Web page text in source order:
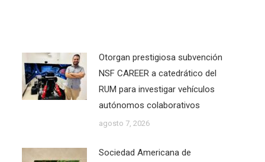
Otorgan prestigiosa subvención
NSF CAREER a catedrático del
RUM para investigar vehículos
autónomos colaborativos
agosto 7, 2026
Sociedad Americana de